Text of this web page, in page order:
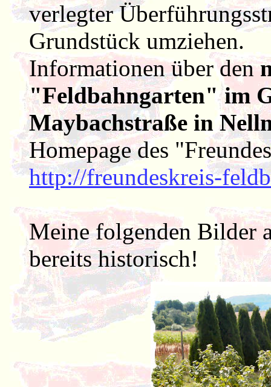
verlegter
Grundstück umziehen.
Informationen über den
"Feldbahngarten" im
Maybachstraße in
Homepage des
http://freundeskreis-
Meine folgenden Bilder
bereits historisch!